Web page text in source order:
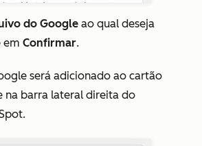
do Google ao qual deseja
em Confirmar.
será adicionado ao cartão
na barra lateral direita do